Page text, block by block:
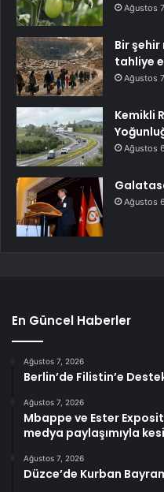
Ağustos
Bir
tahliye
Ağustos
Kemikli
Ağustos
Ağustos
En Güncel Haberler
Ağustos 7, 2026
Berlin’de Filistin’e
Ağustos 7, 2026
Mbappe ve Ester
medya paylaşımıyla
Ağustos 7, 2026
Düzce’de Kurban